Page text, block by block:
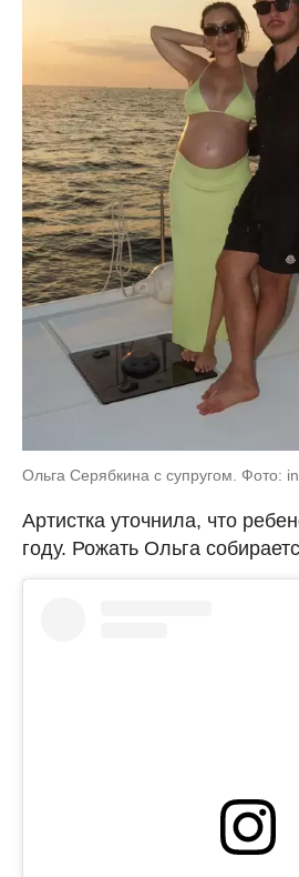
Ольга Серябкина с супругом. Фото:
Артистка уточнила, что
году. Рожать Ольга